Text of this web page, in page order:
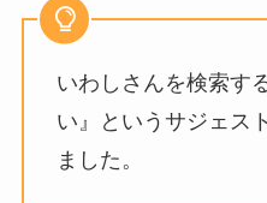
いわしさんを検索す
い』というサジェス
ました。